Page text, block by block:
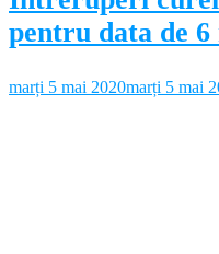
pentru data de 6
marți 5 mai 2020marți 5 mai